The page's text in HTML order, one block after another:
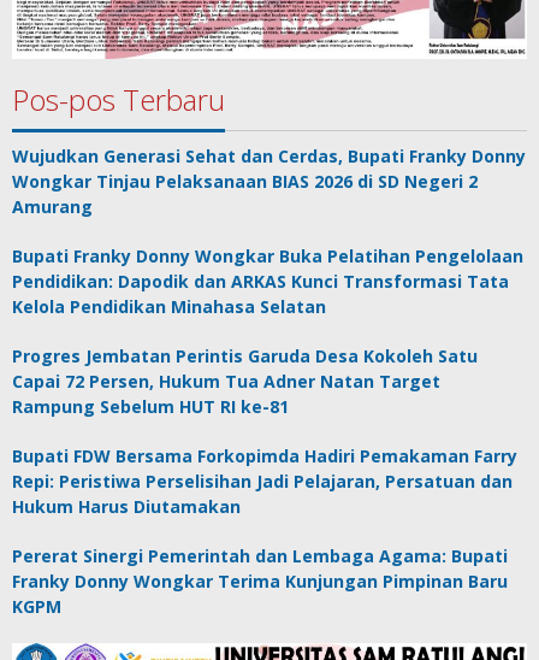
Pos-pos Terbaru
Wujudkan Generasi Sehat dan Cerdas, Bupati Franky Donny
Wongkar Tinjau Pelaksanaan BIAS 2026 di SD Negeri 2
Amurang
Bupati Franky Donny Wongkar Buka Pelatihan Pengelolaan
Pendidikan: Dapodik dan ARKAS Kunci Transformasi Tata
Kelola Pendidikan Minahasa Selatan
Progres Jembatan Perintis Garuda Desa Kokoleh Satu
Capai 72 Persen, Hukum Tua Adner Natan Target
Rampung Sebelum HUT RI ke-81
Bupati FDW Bersama Forkopimda Hadiri Pemakaman Farry
Repi: Peristiwa Perselisihan Jadi Pelajaran, Persatuan dan
Hukum Harus Diutamakan
Pererat Sinergi Pemerintah dan Lembaga Agama: Bupati
Franky Donny Wongkar Terima Kunjungan Pimpinan Baru
KGPM